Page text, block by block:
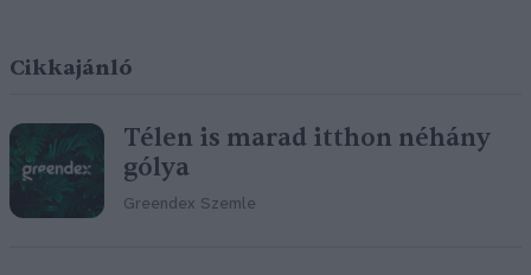
Cikkajánló
Télen is marad itthon néhány
gólya
Greendex Szemle